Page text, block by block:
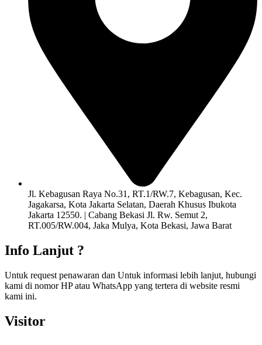
Jl. Kebagusan Raya No.31, RT.1/RW.7, Kebagusan, Kec.
Jagakarsa, Kota Jakarta Selatan, Daerah Khusus Ibukota
Jakarta 12550. | Cabang Bekasi Jl. Rw. Semut 2,
RT.005/RW.004, Jaka Mulya, Kota Bekasi, Jawa Barat
Info Lanjut ?
Untuk request penawaran dan Untuk informasi lebih lanjut, hubungi
kami di nomor HP atau WhatsApp yang tertera di website resmi
kami ini.
Visitor